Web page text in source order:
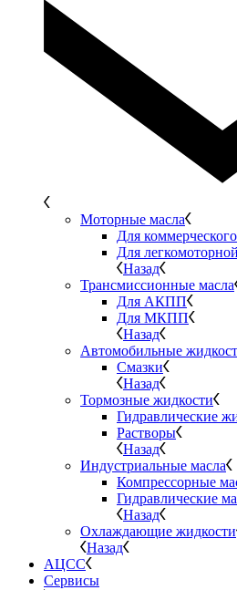
Моторные масла
Для
Для
Назад
Трансмиссионные масла
Для АКПП
Для МКПП
Назад
Автомобильные
Смазки
Назад
Тормозные жидкости
Гидравлические
Растворы
Назад
Индустриальные масла
Компрессорные
Гидравлические
Назад
Охлаждающие жидкости
Назад
АЦСС
Сервисы